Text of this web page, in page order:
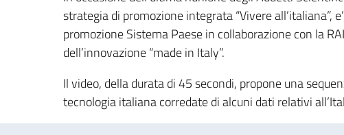
strategia di promozione integrata “Vivere all’italiana”,
promozione Sistema Paese in collaborazione con la
dell’innovazione “made in Italy”.
Il video, della durata di 45 secondi, propone una
tecnologia italiana corredate di alcuni dati relativi